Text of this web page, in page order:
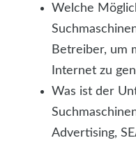
Welche
Betreiber, um
Internet zu
Was ist der
Advertising,